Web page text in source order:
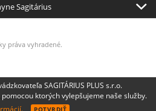
Sagitárius
práva vyhradené.
SAGITÁRIUS PLUS s.r.o.
ktorých vylepšujeme naše služby.
POTVRDIŤ